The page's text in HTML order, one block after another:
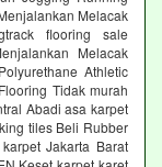
Melacak
flooring sale
Melacak
Athletic
Tidak murah
Abadi asa karpet
tiles Beli Rubber
Jakarta Barat